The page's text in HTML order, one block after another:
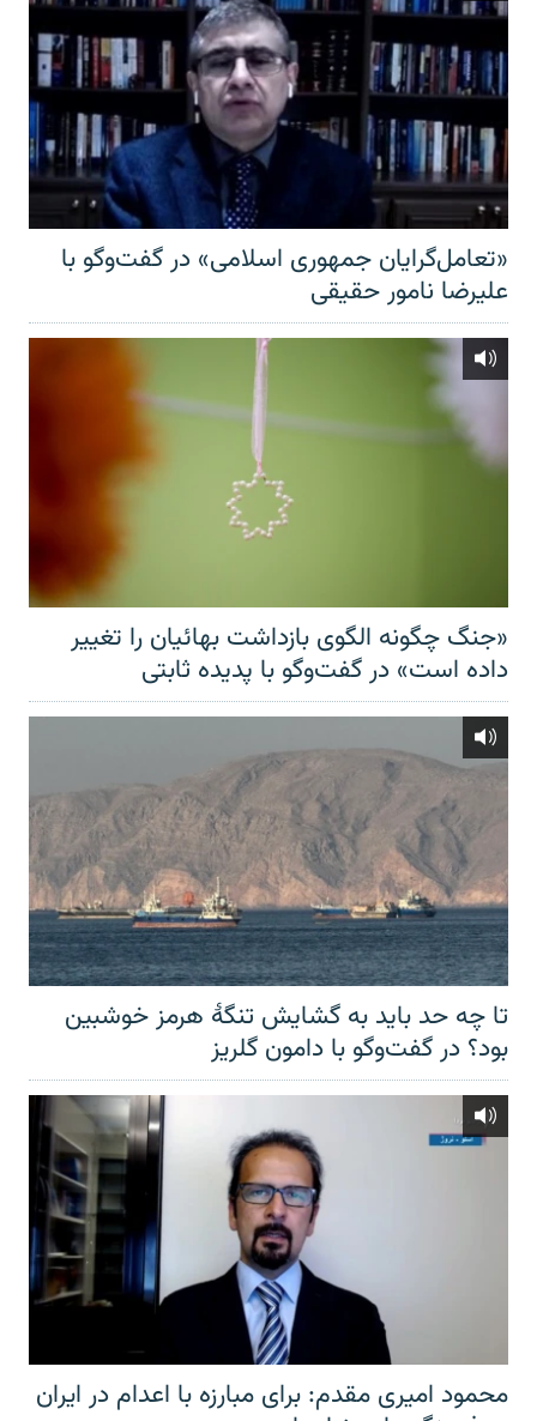
«تعامل‌گرایان جمهوری اسلامی» در گفت‌وگو با
علیرضا نامور حقیقی
«جنگ چگونه الگوی بازداشت بهائیان را تغییر
داده است» در گفت‌وگو با پدیده ثابتی
تا چه حد باید به گشایش تنگهٔ هرمز خوشبین
بود؟ در گفت‌وگو با دامون گلریز
محمود امیری مقدم: برای مبارزه با اعدام در ایران